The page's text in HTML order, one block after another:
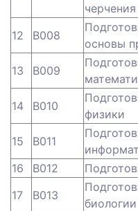
черчения
12 B008
основы
13 B009
14 B010
физики
15 B011
16
B012
17
B013
биологии